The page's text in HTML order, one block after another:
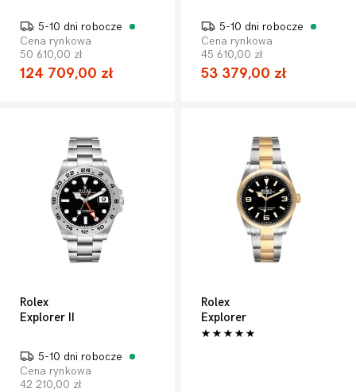
5-10 dni robocze
Cena rynkowa
50 610,00 zł
124 709,00 zł
5-10 dni robocze
Cena rynkowa
45 610,00 zł
53 379,00 zł
Rolex
Explorer II
5-10 dni robocze
Cena rynkowa
42 210,00 zł
Rolex
Explorer